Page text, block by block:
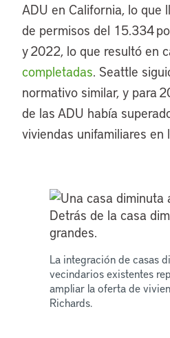
ADU en California, lo que
de permisos del 15.334
y 2022, lo que resultó en
completadas. Seattle
normativo similar, y para
de las ADU había
viviendas unifamiliares en
La integración de casas
vecindarios existentes
ampliar la oferta de
Richards.